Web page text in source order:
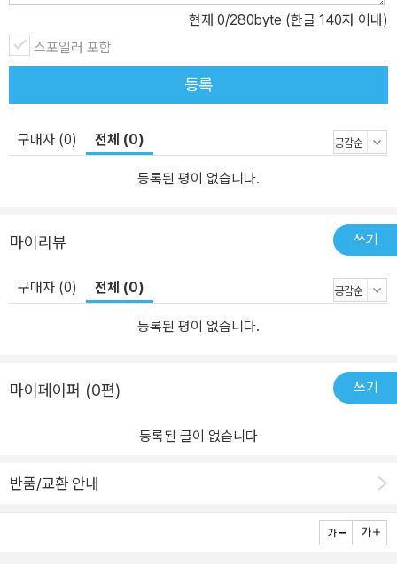
현할 수 있는 능력까지 키울 수 있을 것이다.
연구의 영역을 확대하고 있다. 저서로는 『한국 대중연애서사의 이데
올로기와 미학』, 『최인욱 소설 선집』, 『송계월 전집』, 『김말봉 전집』
등이 있으며, 논문으로는 「김광주 초기소설의 디아스포라 글쓰기 연
구」, 「추문의 데마고기화, 수사학에서 정치학으로」, 「인조견을 두른 모
학 국어국문학과 조교수로 재직 중이다. 국가, 권력, 파시즘 등을 중심
으로 식민지 시기에 창작된 소설들을 연구하고 있다. 주요 저서로는
더규율의 이중성」, 「테크노-파시즘의 문학적 형상화 연구」 등이 있다.
현재 0/280byte (한글 140자 이내)
스포일러 포함
등록
구매자 (0) 전체 (0)
등록된 평이 없습니다.
마이리뷰 쓰기
구매자 (0) 전체 (0)
등록된 평이 없습니다.
마이페이퍼 (0편) 쓰기
등록된 글이 없습니다
반품/교환 안내